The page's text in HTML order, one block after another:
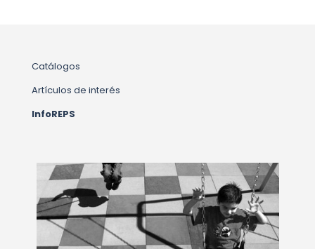
Catálogos
Artículos de interés
InfoREPS